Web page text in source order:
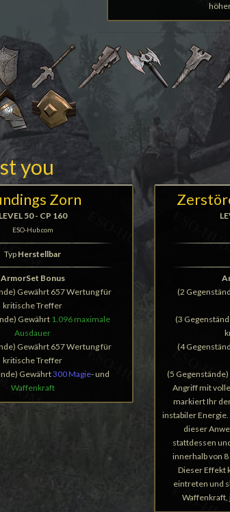
you
Zorn
LEVEL 50 - CP 160
ESO-Hub.com
Typ Herstellbar
ArmorSet Bonus
Gewährt 657 Wertung für
kritische Treffer
Gewährt1.096 maximale
Ausdauer
Gewährt 657 Wertung für
kritische Treffer
Gewährt300 Magie- und
Waffenkraft
(2
(3
(4
(5
Angriff mit
markiert Ihr
instabiler
dieser
stattdessen
innerhalb von
Dieser Effekt
eintreten und
Waffenkraft,